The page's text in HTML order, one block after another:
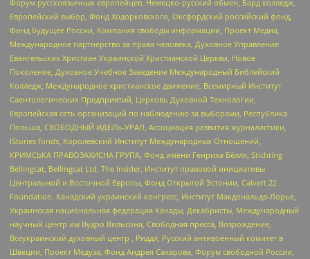
Форум русскоязычных европейцев, Немецко-русский обмен, Бард колледж,
Европейский выбор, Фонд Ходорковского, Оксфордский российский фонд,
Фонд Будущее России, Компания свободы информации, Проект Медиа,
Международное партнерство за права человека, Духовное Управление
Евангельских Христиан Украинской Христианской Церкви, Новое
Поколение, Духовное Учебное Заведение Международный Библейский
Колледж, Международное христианское движение, Всемирный Институт
Саентологических Предприятий, Церковь Духовной Технологии,
Европейская сеть организаций по наблюдению за выборами, Республика
Польша, СВОБОДНЫЙ ИДЕЛЬ-УРАЛ, Ассоциация развития журналистики,
IStories fonds, Королевский Институт Международных Отношений,
КРИМСЬКА ПРАВОЗАХИСНА ГРУПА, Фонд имени Генриха Бёлля, Stichting
Bellingcat, Bellingcat Ltd, The Insider, Институт правовой инициативы
Центральной и Восточной Европы, Фонд Открытой Эстонии, Calvert 22
Foundation, Канадский украинский конгресс, Институт Макдональда-Лорье,
Украинская национальная федерация Канады, Декабристы, Международный
научный центр им Вудро Вильсона, Свободная пресса, Возрождение,
Всеукраинский духовный центр , Риддл, Русский антивоенный комитет в
Швеции, Проект Медуза, Фонд Андрея Сахарова, Форум свободной России,